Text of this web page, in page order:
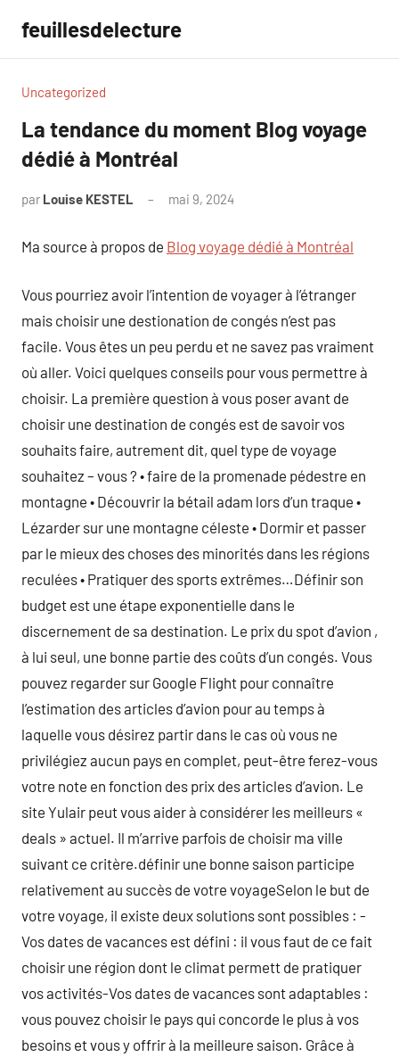
contenu
feuillesdelecture
Uncategorized
La tendance du moment Blog voyage
dédié à Montréal
par Louise KESTEL mai 9, 2024
Ma source à propos de Blog voyage dédié à Montréal
Vous pourriez avoir l’intention de voyager à l’étranger
mais choisir une destionation de congés n’est pas
facile. Vous êtes un peu perdu et ne savez pas vraiment
où aller. Voici quelques conseils pour vous permettre à
choisir. La première question à vous poser avant de
choisir une destination de congés est de savoir vos
souhaits faire, autrement dit, quel type de voyage
souhaitez – vous ? • faire de la promenade pédestre en
montagne • Découvrir la bétail adam lors d’un traque •
Lézarder sur une montagne céleste • Dormir et passer
par le mieux des choses des minorités dans les régions
reculées • Pratiquer des sports extrêmes…Définir son
budget est une étape exponentielle dans le
discernement de sa destination. Le prix du spot d’avion ,
à lui seul, une bonne partie des coûts d’un congés. Vous
pouvez regarder sur Google Flight pour connaître
l’estimation des articles d’avion pour au temps à
laquelle vous désirez partir dans le cas où vous ne
privilégiez aucun pays en complet, peut-être ferez-vous
votre note en fonction des prix des articles d’avion. Le
site Yulair peut vous aider à considérer les meilleurs «
deals » actuel. Il m’arrive parfois de choisir ma ville
suivant ce critère.définir une bonne saison participe
relativement au succès de votre voyageSelon le but de
votre voyage, il existe deux solutions sont possibles : -
Vos dates de vacances est défini : il vous faut de ce fait
choisir une région dont le climat permett de pratiquer
vos activités-Vos dates de vacances sont adaptables :
vous pouvez choisir le pays qui concorde le plus à vos
besoins et vous y offrir à la meilleure saison. Grâce à